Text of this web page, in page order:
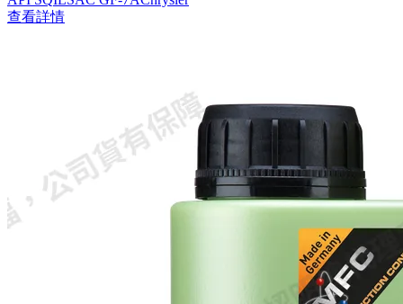
查看詳情